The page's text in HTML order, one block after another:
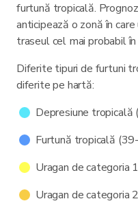
furtună tropicală.
anticipează o zonă în
traseul cel mai probabil
Diferite tipuri de furtuni
diferite pe hartă:
Depresiune tropicală
Furtună tropicală
Uragan de categoria
Uragan de categoria